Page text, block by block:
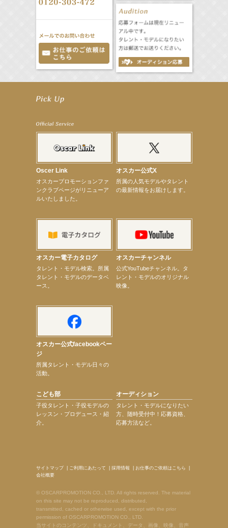
【笛木優子】8月13日（木）ドラマ『大空港〜GATE24〜』ゲスト出演決定！
【elfin’】7thシングル『全世界』がFMたいはくでO.A.決定♪
【elfin’】7thシングル『全世界』がFM-UUでO.A.決定♪
【elfin’】7thシングル『全世界』がFM TANABEでO.A.決定♪
【昆虫ハンター牧田習】8月13日（木）プライムツリー赤池「ふれあい昆虫フェスティバル」トーク
ショーゲスト出演！
【井頭愛海】『小さなお葬式』TV-CM出演！
【定本楓馬】WEB DIGVII 連載企画『東京23時』に登場！
【上戸彩】サントリー「−196」新CM出演！
【elfin’】【小倉舞子】8月9日（日）「MxM’s produce event vol.14」に出演決定！
【elfin’】【辻美優】8月28日（金）「辻美優(elfin’)グレイテスト・ショー」に出演決定！
【elfin’】9月27日（日）「Beauty Voice Theater Reboot Vol.3」開催決定！
Oscer Link
オスカープロモーションファ
ンクラブページがリニューア
ルいたしました。
オスカー公式X
所属の人気モデルやタレント
の最新情報をお届けします。
オスカー電子カタログ
タレント・モデル検索。所属
タレント・モデルのデータベ
ース。
オスカーチャンネル
公式YouTubeチャンネル。タ
レント・モデルのオリジナル
映像。
オスカー公式facebookペー
ジ
所属タレント・モデル日々の
活動。
こども部
子役タレント・子役モデルの
レッスン・プロデュース・紹
介。
オーディション
タレント・モデルになりたい
方、随時受付中！応募資格、
応募方法など。
サイトマップ| ご利用にあたって 採用情報 お仕事のご依頼はこちら
会社概要
© OSCARPROMOTION CO., LTD. All rights reserved. The material
on this site may not be reproduced, distributed,
transmitted, cached or otherwise used, except with the prior
permission of OSCARPROMOTION CO., LTD.
当サイトのコンテンツ、ドキュメント、データ、画像、映像、音声